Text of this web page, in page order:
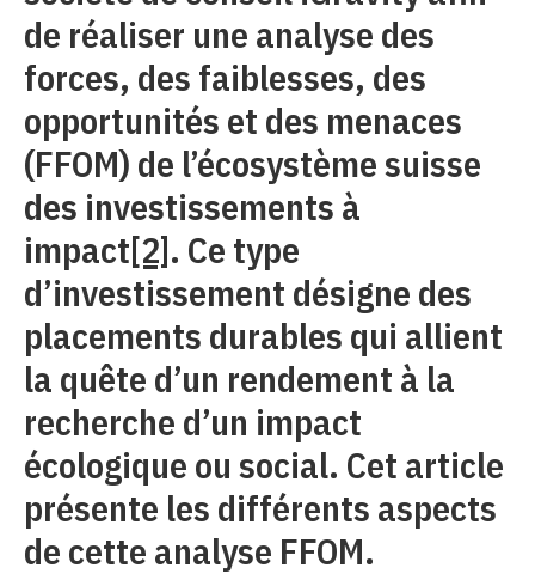
de réaliser une analyse des
forces, des faiblesses, des
opportunités et des menaces
(FFOM) de l’écosystème suisse
des investissements à
impact[2]. Ce type
d’investissement désigne des
placements durables qui allient
la quête d’un rendement à la
recherche d’un impact
écologique ou social. Cet article
présente les différents aspects
de cette analyse FFOM.